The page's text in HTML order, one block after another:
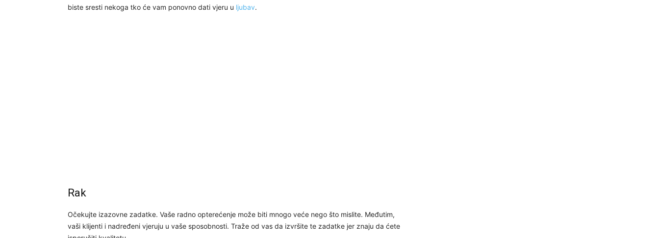
biste sresti nekoga tko će vam ponovno dati vjeru u ljubav.
Rak
Očekujte izazovne zadatke. Vaše radno opterećenje može biti mnogo veće nego što mislite. Međutim,
vaši klijenti i nadređeni vjeruju u vaše sposobnosti. Traže od vas da izvršite te zadatke jer znaju da ćete